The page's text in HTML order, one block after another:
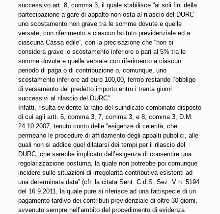
successivo art. 8, comma 3, il quale stabilisce “ai soli fini della
partecipazione a gare di appalto non osta al rilascio del DURC
uno scostamento non grave tra le somme dovute e quelle
versate, con riferimento a ciascun Istituto previdenziale ed a
ciascuna Cassa edile”, con la precisazione che “non si
considera grave lo scostamento inferiore o pari al 5% tra le
somme dovute e quelle versate con riferimento a ciascun
periodo di paga o di contribuzione o, comunque, uno
scostamento inferiore ad euro 100,00, fermo restando l’obbligo
di versamento del predetto importo entro i trenta giorni
successivi al rilascio del DURC”.
Infatti, risulta evidente la ratio del suindicato combinato disposto
di cui agli artt. 6, comma 3, 7, comma 3, e 8, comma 3, D.M.
24.10.2007, tenuto conto delle “esigenze di celerità, che
permeano le procedure di affidamento degli appalti pubblici, alle
quali non si addice quel dilatarsi dei tempi per il rilascio del
DURC, che sarebbe implicato dall’esigenza di consentire una
regolarizzazione postuma, la quale non potrebbe poi comunque
incidere sulle situazioni di irregolarità contributiva esistenti ad
una determinata data” (cfr. la citata Sent. C.d.S. Sez. V n. 5194
del 16.9.2011, la quale pure si riferisce ad una fattispecie di un
pagamento tardivo dei contributi previdenziale di oltre 30 giorni,
avvenuto sempre nell’ambito del procedimento di evidenza